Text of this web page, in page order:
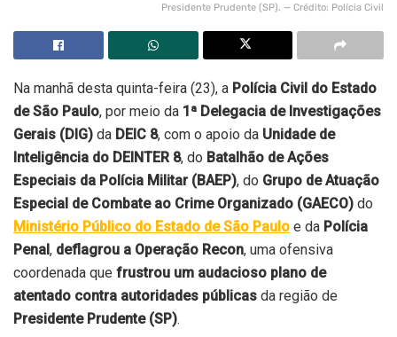
Presidente Prudente (SP). — Crédito: Polícia Civil
Na manhã desta quinta-feira (23), a Polícia Civil do Estado
de São Paulo, por meio da 1ª Delegacia de Investigações
Gerais (DIG) da DEIC 8, com o apoio da Unidade de
Inteligência do DEINTER 8, do Batalhão de Ações
Especiais da Polícia Militar (BAEP), do Grupo de Atuação
Especial de Combate ao Crime Organizado (GAECO) do
Ministério Público do Estado de São Paulo e da Polícia
Penal, deflagrou a Operação Recon, uma ofensiva
coordenada que frustrou um audacioso plano de
atentado contra autoridades públicas da região de
Presidente Prudente (SP).